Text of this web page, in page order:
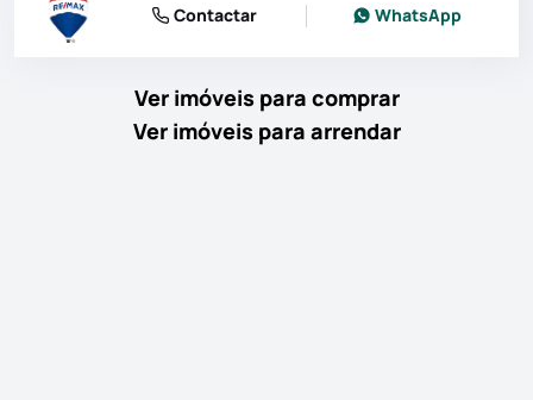
Contactar WhatsApp
Ver imóveis para comprar
Ver imóveis para arrendar